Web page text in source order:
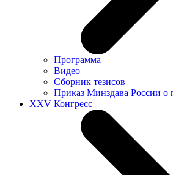
Программа
Видео
Сборник тезисов
Приказ Минздава России о
XXV Конгресс